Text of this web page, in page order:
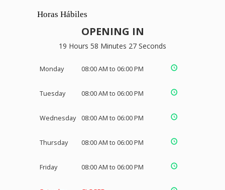
Horas Hábiles
OPENING IN
19 Hours 58 Minutes 27 Seconds
Monday 08:00 AM to 06:00 PM
Tuesday 08:00 AM to 06:00 PM
Wednesday 08:00 AM to 06:00 PM
Thursday 08:00 AM to 06:00 PM
Friday 08:00 AM to 06:00 PM